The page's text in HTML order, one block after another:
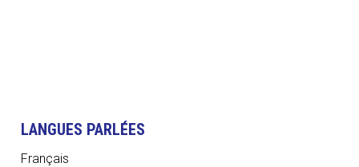
LANGUES PARLÉES
Français